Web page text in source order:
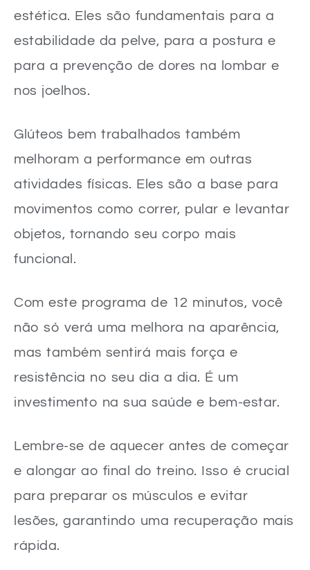
estética. Eles são fundamentais para a
estabilidade da pelve, para a postura e
para a prevenção de dores na lombar e
nos joelhos.
Glúteos bem trabalhados também
melhoram a performance em outras
atividades físicas. Eles são a base para
movimentos como correr, pular e levantar
objetos, tornando seu corpo mais
funcional.
Com este programa de 12 minutos, você
não só verá uma melhora na aparência,
mas também sentirá mais força e
resistência no seu dia a dia. É um
investimento na sua saúde e bem-estar.
Lembre-se de aquecer antes de começar
e alongar ao final do treino. Isso é crucial
para preparar os músculos e evitar
lesões, garantindo uma recuperação mais
rápida.